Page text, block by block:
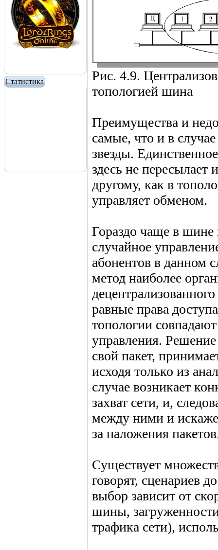
Статистика
Рис. 4.9.
топологией шина
Преимущества и
самые, что и в
звезды.
здесь не
другому, как в
управляет обменом.
Гораздо чаще в шине
случайное
абонентов в данном
метод наиболее
равные права
топологии
управления.
свой пакет,
исходя только из
случае возникает
захват сети, и,
между ними и
за наложения
Существует
говорят, сценариев
выбор зависит от
шины,
трафика сети),